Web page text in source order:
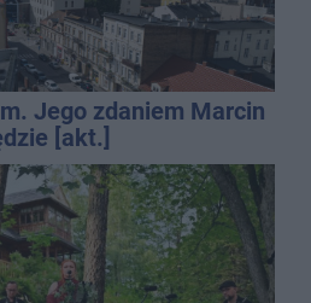
Jego zdaniem Marcin
[akt.]